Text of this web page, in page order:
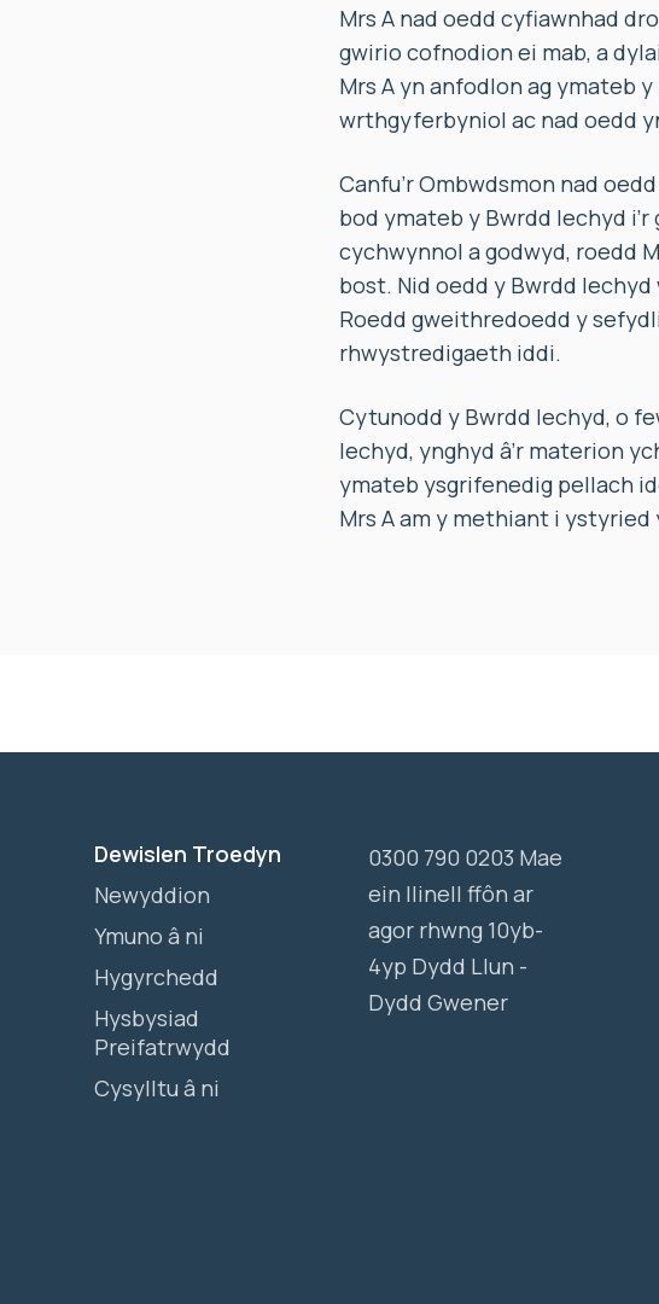
Mrs A nad oedd cyfiawnhad
gwirio cofnodion ei mab, a
Mrs A yn anfodlon ag ymateb
wrthgyferbyniol ac nad oedd
Canfu’r Ombwdsmon nad
bod ymateb y Bwrdd Iechyd
cychwynnol a godwyd, roedd
bost. Nid oedd y Bwrdd
Roedd gweithredoedd y
rhwystredigaeth iddi.
Cytunodd y Bwrdd Iechyd, o
Iechyd, ynghyd â’r materion
ymateb ysgrifenedig pellach
Mrs A am y methiant i
Dewislen Troedyn
Newyddion
Ymuno â ni
Hygyrchedd
Hysbysiad
Preifatrwydd
Cysylltu â ni
0300 790 0203 Mae
ein llinell ffôn ar
agor rhwng 10yb-
4yp Dydd Llun -
Dydd Gwener